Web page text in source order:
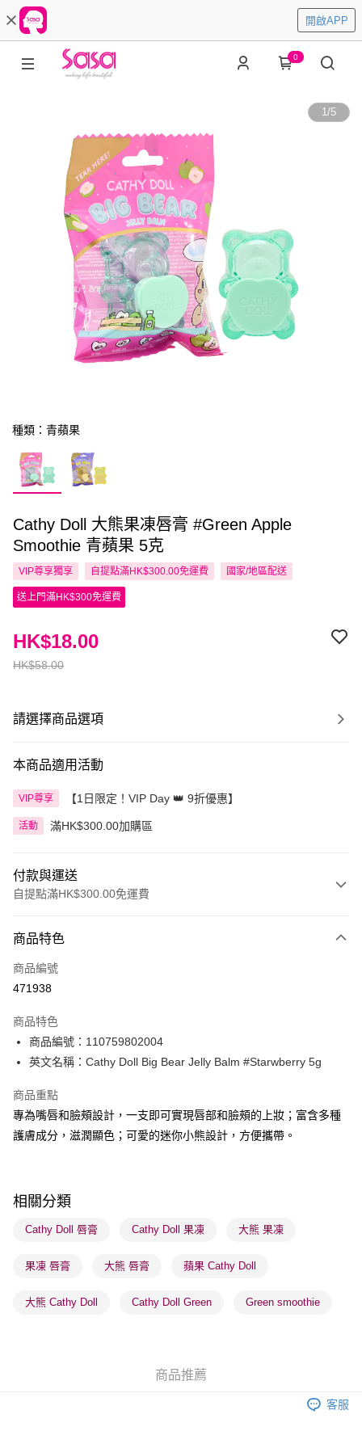
開啟APP
0
1/5
種類：青蘋果
Cathy Doll 大熊果凍唇膏 #Green Apple
Smoothie 青蘋果 5克
VIP尊享獨享 自提點滿HK$300.00免運費 國家/地區配送
送上門滿HK$300免運費
HK$58.00
HK$18.00
請選擇商品選項
本商品適用活動
VIP尊享 【1日限定！VIP Day 👑 9折優惠】
活動 滿HK$300.00加購區
付款與運送
自提點滿HK$300.00免運費
信用卡
Apple Pay
PayMe
WeChat Pay
BoC Pay
送貨方式
每筆HK$65.00，滿HK$300.00或以上免運費
確認發貨後1-3 工作天送達，訂單將隨機分配至SF順豐速運或京東
每筆HK$65.00，滿HK$300.00或以上免運費
每筆HK$20.00，滿HK$100.00或以上免運費
(澳門門市) 只顯示可選門市。確認發貨後2-5個工作天到店，3天內
商品特色
商品編號
471938
商品特色
商品編號：110759802004
英文名稱：Cathy Doll Big Bear Jelly Balm #Starwberry 5g
商品重點
專為嘴唇和臉頰設計，一支即可實現唇部和臉頰的上妝；富含多種
護膚成分，滋潤顯色；可愛的迷你小熊設計，方便攜帶。
相關分類
Cathy Doll 唇膏 Cathy Doll 果凍 大熊 果凍
果凍 唇膏 大熊 唇膏 蘋果 Cathy Doll
大熊 Cathy Doll Cathy Doll Green Green smoothie
商品推薦
客服